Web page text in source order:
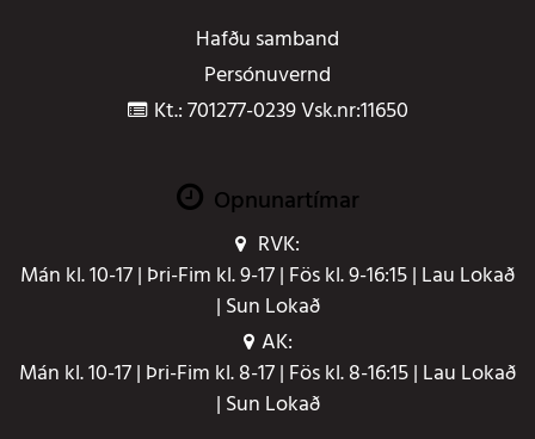
Hafðu samband
Persónuvernd
Kt.: 701277-0239 Vsk.nr:11650
Opnunartímar
RVK:
Mán kl. 10-17 | Þri-Fim kl. 9-17 | Fös kl. 9-16:15 | Lau Lokað
| Sun Lokað
AK:
Mán kl. 10-17 | Þri-Fim kl. 8-17 | Fös kl. 8-16:15 | Lau Lokað
| Sun Lokað